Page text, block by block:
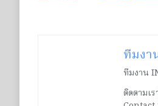
ทีมงา
ทีมงาน
ติดตามเ